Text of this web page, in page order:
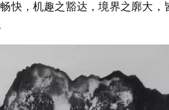
快，机趣之豁达，境界之廓大